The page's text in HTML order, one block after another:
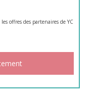
offres des partenaires de YC